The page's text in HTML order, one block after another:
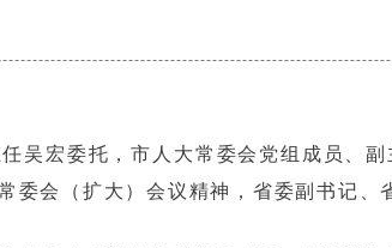
吴宏委托，市人大常委会党组成员、
会（扩大）会议精神，省委副书记、